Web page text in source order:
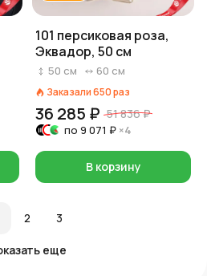
101 персиковая роза,
Эквадор, 50 см
50 см 60 см
Заказали650раз
36 285 ₽ 51 836 ₽
по 9 071 ₽ ×4
В корзину
2 3
еще